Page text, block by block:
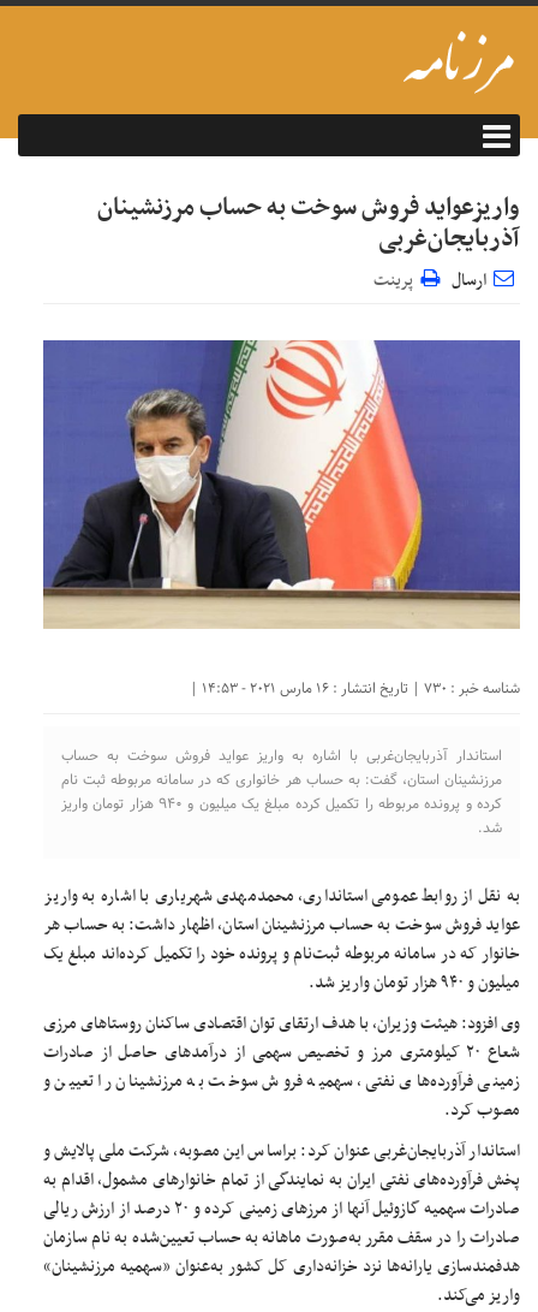
واریزعواید فروش سوخت به حساب مرزنشینان
آذربایجان‌غربی
ارسال پرینت
شناسه خبر : 730 | تاریخ انتشار : 16 مارس 2021 - 14:53 |
استاندار آذربایجان‌غربی با اشاره به واریز عواید فروش سوخت به حساب
مرزنشینان استان، گفت: به حساب هر خانواری که در سامانه مربوطه ثبت نام
کرده و پرونده مربوطه را تکمیل کرده مبلغ یک میلیون و ۹۴۰ هزار تومان واریز
شد.
به نقل از روابط عمومی استانداری، محمدمهدی شهریاری با اشاره به واریز
عواید فروش سوخت به حساب مرزنشینان استان، اظهار داشت: به حساب هر
خانوار که در سامانه مربوطه ثبت‌نام و پرونده خود را تکمیل کرده‌اند مبلغ یک
میلیون و ۹۴۰ هزار تومان واریز شد.
وی افزود: هیئت وزیران، با هدف ارتقای توان اقتصادی ساکنان روستاهای مرزی
شعاع ۲۰ کیلومتری مرز و تخصیص سهمی از درآمدهای حاصل از صادرات
زمینی فرآورده‌های نفتی، سهمیه فروش سوخت به مرزنشینان را تعیین و
مصوب کرد.
استاندار آذربایجان‌غربی عنوان کرد: براساس این مصوبه، شرکت ملی پالایش و
پخش فرآورده‌های نفتی ایران به نمایندگی از تمام خانوارهای مشمول، اقدام به
صادرات سهمیه گازوئیل آنها از مرزهای زمینی کرده و ۲۰ درصد از ارزش ریالی
صادرات را در سقف مقرر به‌صورت ماهانه به حساب تعیین‌شده به نام سازمان
هدفمندسازی یارانه‌ها نزد خزانه‌داری کل کشور به‌عنوان «سهمیه مرزنشینان»
واریز می‌کند.